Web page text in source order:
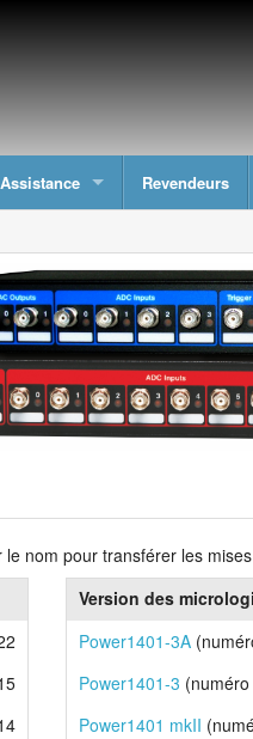
Assistance Revendeurs
nom pour transférer les
Version des
Power1401-3A
Power1401-3
Power1401 mkII